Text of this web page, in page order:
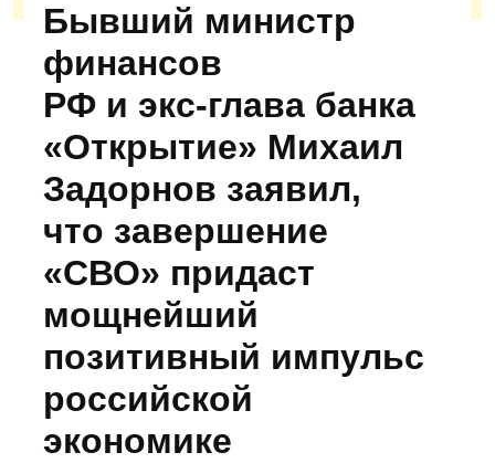
Бывший министр
финансов
РФ и экс‑глава банка
«Открытие» Михаил
Задорнов заявил,
что завершение
«СВО» придаст
мощнейший
позитивный импульс
российской
экономике